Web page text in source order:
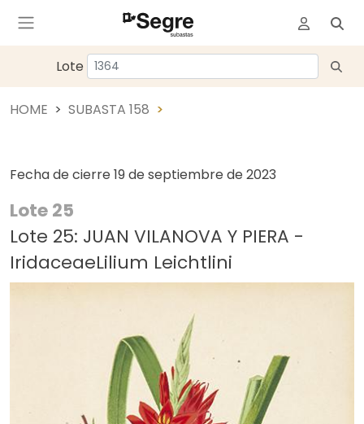
Lote
HOME SUBASTA 158
Fecha de cierre 19 de septiembre de 2023
Lote 25
Lote 25: JUAN VILANOVA Y PIERA -
IridaceaeLilium Leichtlini